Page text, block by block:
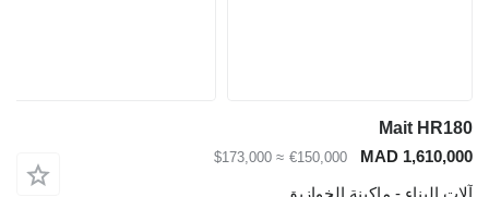
Mait HR180
MAD 1,610,000
€150,000
≈ $173,000